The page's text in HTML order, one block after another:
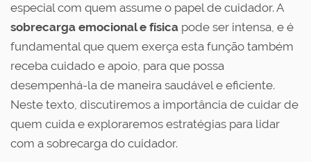
especial com quem assume o papel de cuidador. A
sobrecarga emocional e física pode ser intensa, e é
fundamental que quem exerça esta função também
receba cuidado e apoio, para que possa
desempenhá-la de maneira saudável e eficiente.
Neste texto, discutiremos a importância de cuidar de
quem cuida e exploraremos estratégias para lidar
com a sobrecarga do cuidador.